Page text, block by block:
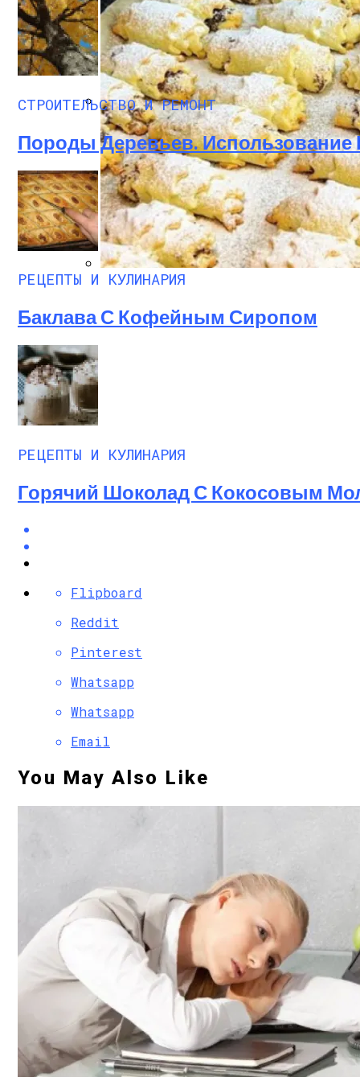
Деревянные Контейнеры Для Растений
Полезно Ли Спать Днем?
СТРОИТЕЛЬСТВО И РЕМОНТ
Породы Деревьев.
РЕЦЕПТЫ И КУЛИНАРИЯ
Баклава С Кофейным Сиропом
РЕЦЕПТЫ И КУЛИНАРИЯ
Горячий Шоколад С Кокосовым
Flipboard
Reddit
Pinterest
Whatsapp
Whatsapp
Email
You May Also Like